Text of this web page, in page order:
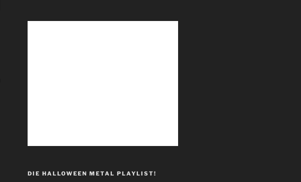
DIE HALLOWEEN METAL PLAYLIST!